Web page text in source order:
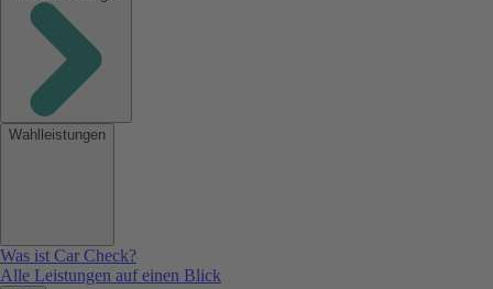
Wahlleistungen
Was ist Car Check?
Alle Leistungen auf einen Blick